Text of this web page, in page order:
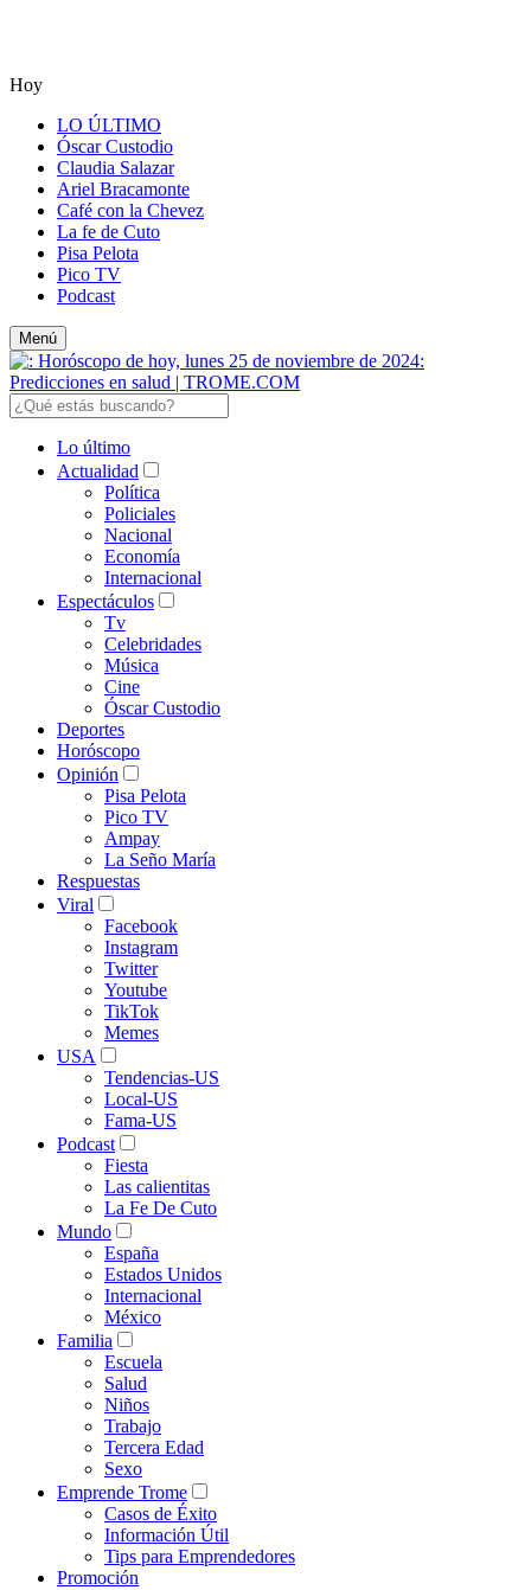
Hoy
LO ÚLTIMO
Óscar Custodio
Claudia Salazar
Ariel Bracamonte
Café con la Chevez
La fe de Cuto
Pisa Pelota
Pico TV
Podcast
Menú
Lo último
Actualidad
Política
Policiales
Nacional
Economía
Internacional
Espectáculos
Tv
Celebridades
Música
Cine
Óscar Custodio
Deportes
Horóscopo
Opinión
Pisa Pelota
Pico TV
Ampay
La Seño María
Respuestas
Viral
Facebook
Instagram
Twitter
Youtube
TikTok
Memes
USA
Tendencias-US
Local-US
Fama-US
Podcast
Fiesta
Las calientitas
La Fe De Cuto
Mundo
España
Estados Unidos
Internacional
México
Familia
Escuela
Salud
Niños
Trabajo
Tercera Edad
Sexo
Emprende Trome
Casos de Éxito
Información Útil
Tips para Emprendedores
Promoción